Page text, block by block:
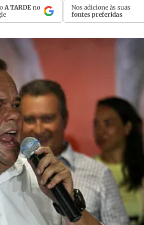
A TARDE no
Nos adicione às suas
fontes preferidas